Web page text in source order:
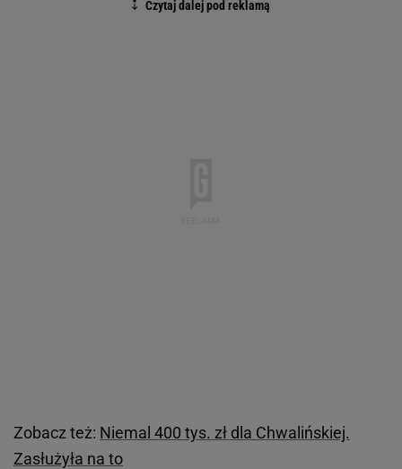
Zobacz też: Niemal 400 tys. zł dla Chwalińskiej.
Zasłużyła na to